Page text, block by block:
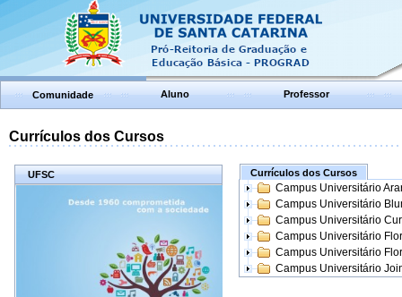
Comunidade Aluno Professor
Currículos dos Cursos
UFSC Currículos dos Cursos
Campus Universitário
Campus Universitário
Campus Universitário
Campus Universitário
Campus Universitário
Campus Universitário